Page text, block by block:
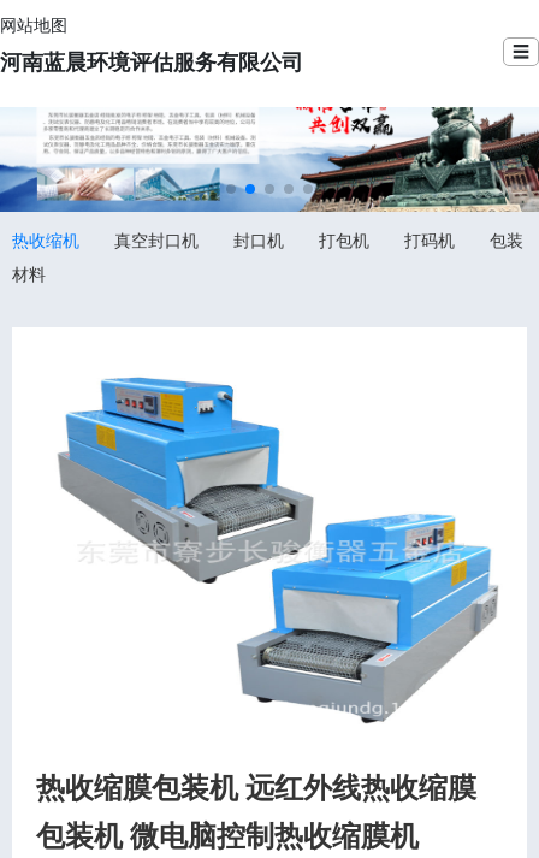
网站地图
河南蓝晨环境评估服务有限公司 ☰
热收缩机 真空封口机 封口机 打包机 打码机
包装
材料
热收缩膜包装机 远红外线热收缩膜
包装机 微电脑控制热收缩膜机